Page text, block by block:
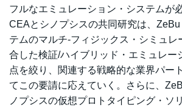
フルなエミュレーション・システムが
CEAとシノプシスの共同研究は、
テムのマルチ-フィジックス・シミュレ
合した検証/ハイブリッド・エミュレー
点を絞り、関連する戦略的な業界パー
てこの要請に応えていく。さらに、
ノプシスの仮想プロトタイピング・ソ